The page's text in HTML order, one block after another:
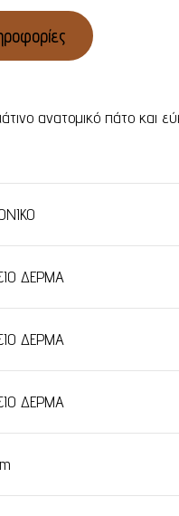
ανατομικό πάτο και
ΔΕΡΜΑ
ΔΕΡΜΑ
ΔΕΡΜΑ